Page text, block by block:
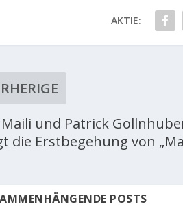
AKTIE:
und Patrick
die Erstbegehung von
POSTS